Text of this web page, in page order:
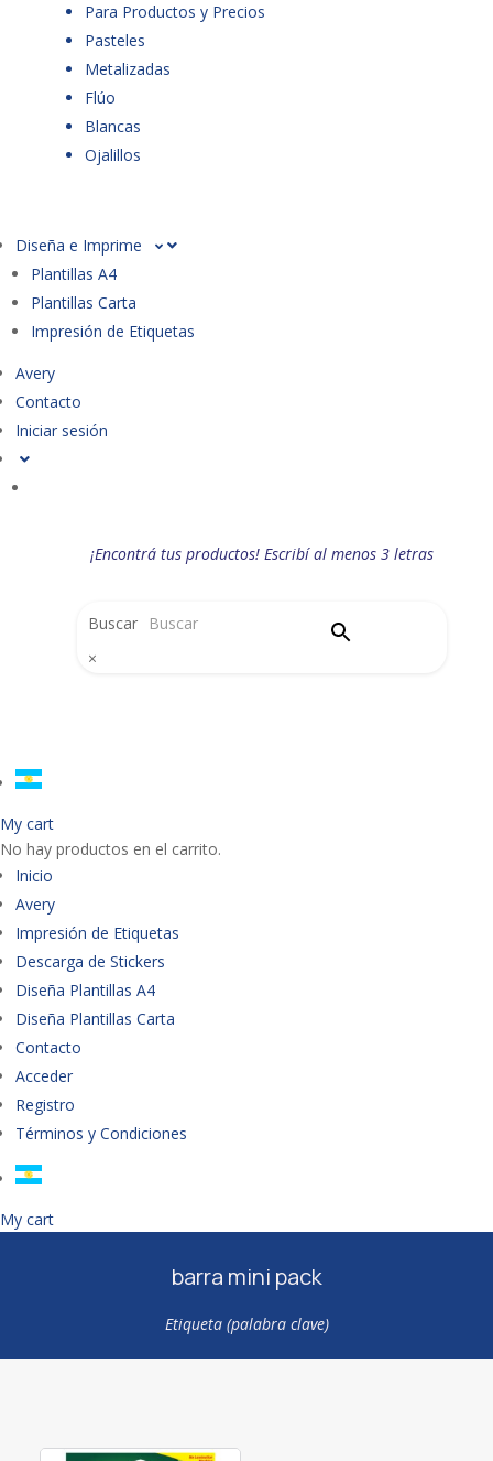
Para Productos y Precios
Pasteles
Metalizadas
Flúo
Blancas
Ojalillos
Diseña e Imprime
Plantillas A4
Plantillas Carta
Impresión de Etiquetas
Avery
Contacto
Iniciar sesión
¡Encontrá tus productos! Escribí al menos 3 letras
Buscar
×
My cart
No hay productos en el carrito.
Inicio
Avery
Impresión de Etiquetas
Descarga de Stickers
Diseña Plantillas A4
Diseña Plantillas Carta
Contacto
Acceder
Registro
Términos y Condiciones
My cart
barra mini pack
Etiqueta (palabra clave)